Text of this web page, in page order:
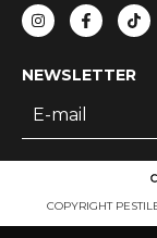
NEWSLETTER
COPYRIGHT